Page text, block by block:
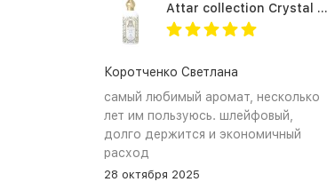
Attar collection Crystal love for her
Коротченко Светлана
самый любимый аромат, несколько
лет им пользуюсь. шлейфовый,
долго держится и экономичный
расход
28 октября 2025